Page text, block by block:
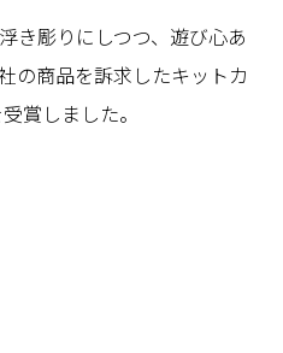
き彫りにしつつ、遊び心あ
の商品を訴求したキットカ
賞しました。